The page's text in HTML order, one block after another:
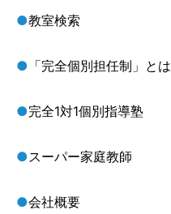
●教室検索
● 「完全個別担任制」とは
●完全1対1個別指導塾
●スーパー家庭教師
●会社概要